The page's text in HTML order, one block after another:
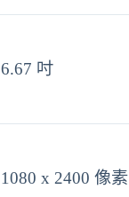
6.67 吋
1080 x 2400 像素